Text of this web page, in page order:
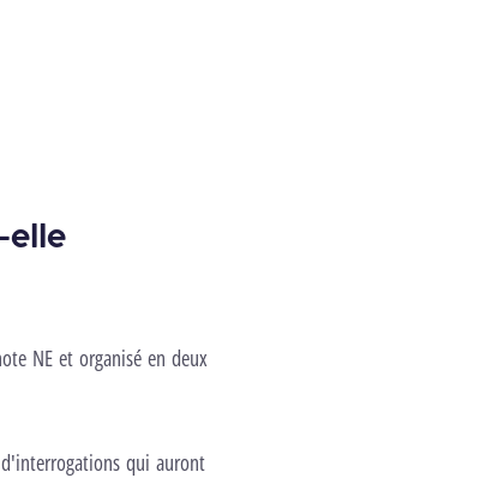
elle
NE et organisé en deux
qui auront